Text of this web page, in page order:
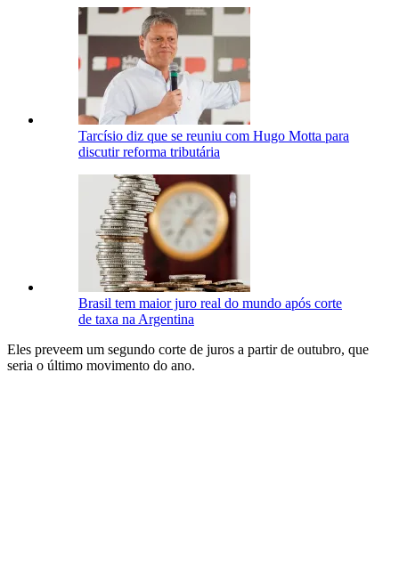
Tarcísio diz que se reuniu com Hugo Motta para
discutir reforma tributária
Brasil tem maior juro real do mundo após corte
de taxa na Argentina
Eles preveem um segundo corte de juros a partir de outubro, que
seria o último movimento do ano.